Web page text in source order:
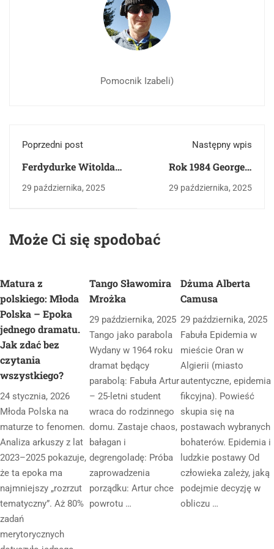
Pomocnik Izabeli)
Poprzedni post
Ferdydurke Witolda
Gombrowicza
29 października, 2025
Następny wpis
Rok 1984 George'a
Orwella
29 października, 2025
Może Ci się spodobać
Matura z
polskiego: Młoda
Polska – Epoka
jednego dramatu.
Jak zdać bez
czytania
wszystkiego?
24 stycznia, 2026
Młoda Polska na
maturze to fenomen.
Analiza arkuszy z lat
2023–2025 pokazuje,
że ta epoka ma
najmniejszy „rozrzut
tematyczny”. Aż 80%
zadań
merytorycznych
Tango Sławomira
Mrożka
29 października, 2025
Tango jako parabola
Wydany w 1964 roku
dramat będący
parabolą: Fabuła Artur
– 25-letni student
wraca do rodzinnego
domu. Zastaje chaos,
bałagan i
degrengoladę: Próba
zaprowadzenia
porządku: Artur chce
powrotu …
Dżuma Alberta
Camusa
29 października, 2025
Fabuła Epidemia w
mieście Oran w
Algierii (miasto
autentyczne, epidemia
fikcyjna). Powieść
skupia się na
postawach wybranych
bohaterów. Epidemia i
ludzkie postawy Od
człowieka zależy, jaką
podejmie decyzję w
obliczu …